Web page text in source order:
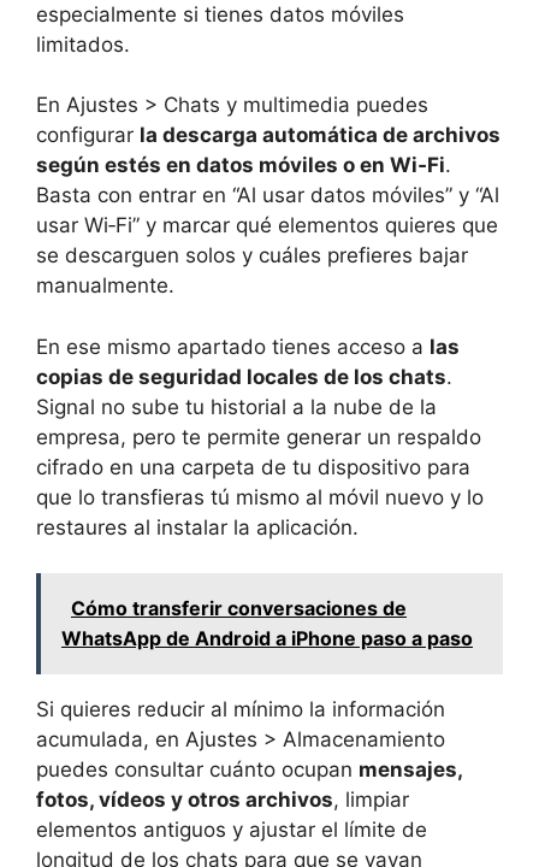
especialmente si tienes datos móviles
limitados.
En Ajustes > Chats y multimedia puedes
configurar la descarga automática de archivos
según estés en datos móviles o en Wi‑Fi.
Basta con entrar en “Al usar datos móviles” y “Al
usar Wi‑Fi” y marcar qué elementos quieres que
se descarguen solos y cuáles prefieres bajar
manualmente.
En ese mismo apartado tienes acceso a las
copias de seguridad locales de los chats.
Signal no sube tu historial a la nube de la
empresa, pero te permite generar un respaldo
cifrado en una carpeta de tu dispositivo para
que lo transfieras tú mismo al móvil nuevo y lo
restaures al instalar la aplicación.
Cómo transferir conversaciones de
WhatsApp de Android a iPhone paso a paso
Si quieres reducir al mínimo la información
acumulada, en Ajustes > Almacenamiento
puedes consultar cuánto ocupan mensajes,
fotos, vídeos y otros archivos, limpiar
elementos antiguos y ajustar el límite de
longitud de los chats para que se vayan